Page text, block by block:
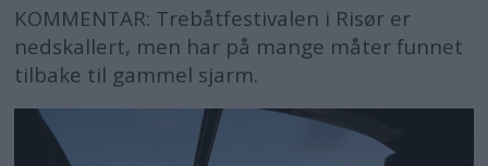
KOMMENTAR: Trebåtfestivalen i Risør er
nedskallert, men har på mange måter funnet
tilbake til gammel sjarm.